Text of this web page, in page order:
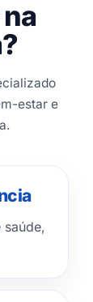
estar e